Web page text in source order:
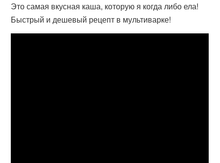
Это самая вкусная каша, которую я когда либо ела!
Быстрый и дешевый рецепт в мультиварке!